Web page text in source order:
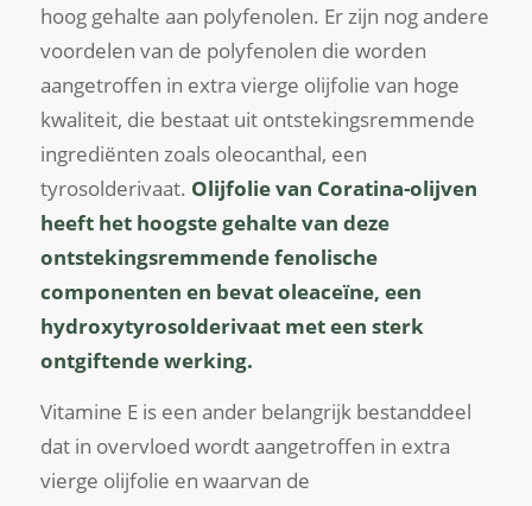
hoog gehalte aan polyfenolen. Er zijn nog andere
voordelen van de polyfenolen die worden
aangetroffen in extra vierge olijfolie van hoge
kwaliteit, die bestaat uit ontstekingsremmende
ingrediënten zoals oleocanthal, een
tyrosolderivaat. Olijfolie van Coratina-olijven
heeft het hoogste gehalte van deze
ontstekingsremmende fenolische
componenten en bevat oleaceïne, een
hydroxytyrosolderivaat met een sterk
ontgiftende werking.
Vitamine E is een ander belangrijk bestanddeel
dat in overvloed wordt aangetroffen in extra
vierge olijfolie en waarvan de